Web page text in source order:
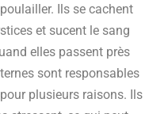
Ils se cachent
et sucent le sang
elles passent près
sont responsables
plusieurs raisons. Ils